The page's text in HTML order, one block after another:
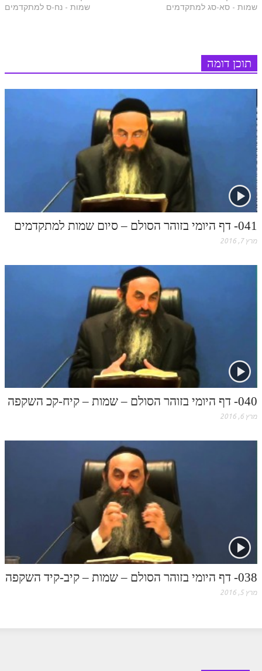
ספר הזוהר הקדוש זוהר ויקרא מתקדמים
פרשת שמיני מתחילים
פרשת שמיני מתקדמים
ספר הזוהר פרשת תזריע למתחילים
ספר הזוהר פרשת תזריע למתקדמים
זוהר מצורע מתחילים
זוהר מצורע למתקדמים
הזוהר הקדוש – קדושים למתחילים
הזוהר הקדוש – קדושים למתקדמים
ספר הזוהר אמור מתקדמים
הזוהר הקדוש פרשת בהר למתחילים
הזוהר הקדוש פרשת בהר – מתקדמים
זוהר נשא למתחילים
זוהר נשא למתקדמים
זוהר בהעלותך למתחילים
e
שמות - סא-סג למתקדמים
שמות - נח-ס למתקדמים
תוכן דומה
041- דף היומי בזוהר הסולם – סיום שמות למתקדמים
מרץ 7, 2016
040- דף היומי בזוהר הסולם – שמות – קיח-קכ השקפה
מרץ 6, 2016
038- דף היומי בזוהר הסולם – שמות – קיב-קיד השקפה
מרץ 5, 2016